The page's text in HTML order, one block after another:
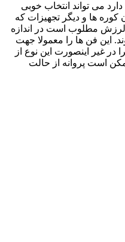
می تواند انتخاب خوبی
کوره ها و دیگر تجهیزات که
مطلوب است در اندازه
این فن ها را معمولا جهت
در غیر اینصورت این نوع از
است پروانه از حالت